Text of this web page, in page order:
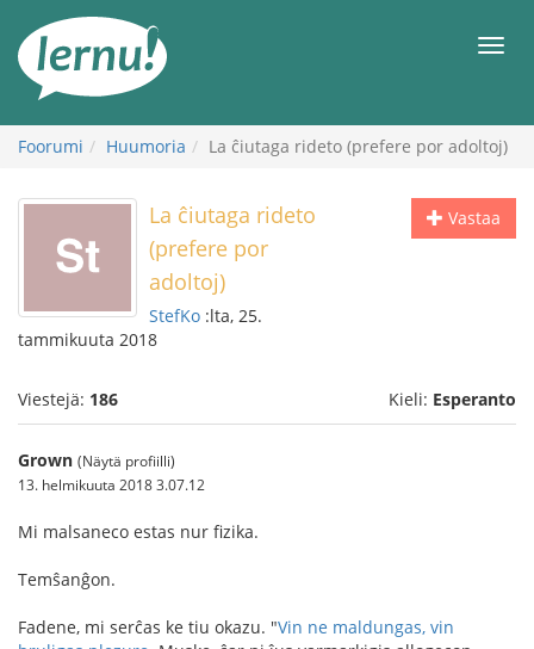
sisältöön
Foorumi Huumoria La ĉiutaga rideto (prefere por adoltoj)
Vastaa
La ĉiutaga rideto
(prefere por
adoltoj)
StefKo :lta, 25.
tammikuuta 2018
Viestejä: 186 Kieli: Esperanto
Grown (Näytä profiilli)
13. helmikuuta 2018 3.07.12
Mi malsaneco estas nur fizika.
Temŝanĝon.
Fadene, mi serĉas ke tiu okazu. "Vin ne maldungas, vin